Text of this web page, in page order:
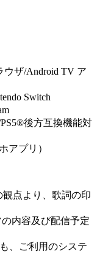
ウザ/Android TV ア
Switch
後方互換機能対
アプリ）
観点より、歌詞の印
内容及び配信予定
、ご利用のシステ